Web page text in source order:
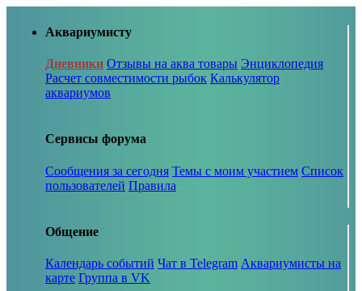
Аквариумисту
Дневники Отзывы на аква товары Энциклопедия
Расчет совместимости рыбок Калькулятор
аквариумов
Сервисы форума
Сообщения за сегодня Темы с моим участием Список
пользователей Правила
Общение
Календарь событий Чат в Telegram Аквариумисты на
карте Группа в VK